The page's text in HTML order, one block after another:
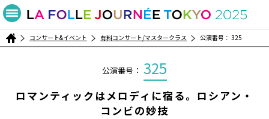
コンサート&イベント 有料コンサート/マスタークラス 公演番号： 325
公演番号： 325
ロマンティックはメロディに宿る。ロシアン・
コンビの妙技